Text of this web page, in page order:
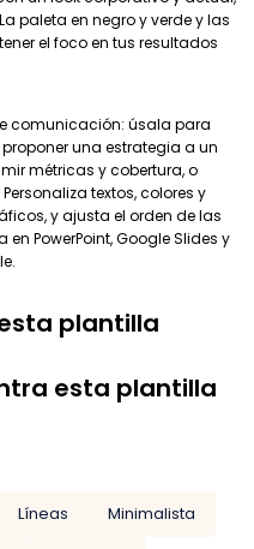
paleta en negro y verde y las
el foco en tus resultados
comunicación: úsala para
una estrategia a un
métricas y cobertura, o
textos, colores y
y ajusta el orden de las
PowerPoint, Google Slides y
plantilla
esta plantilla
Líneas
Minimalista